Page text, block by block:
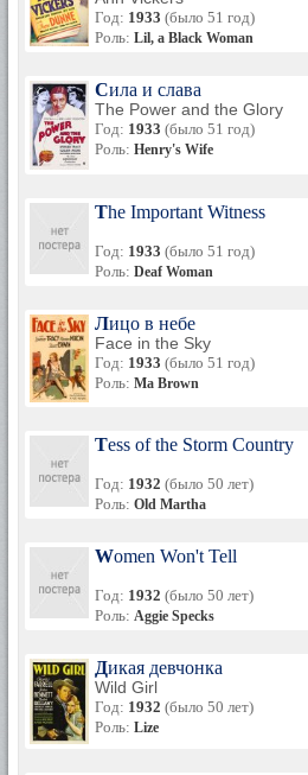
Год: 1933 (было 51 год)
Роль: Lil, a Black Woman
Сила и слава
The Power and the Glory
Год: 1933 (было 51 год)
Роль: Henry's Wife
The Important Witness
Год: 1933 (было 51 год)
Роль: Deaf Woman
Лицо в небе
Face in the Sky
Год: 1933 (было 51 год)
Роль: Ma Brown
Tess of the Storm Country
Год: 1932 (было 50 лет)
Роль: Old Martha
Women Won't Tell
Год: 1932 (было 50 лет)
Роль: Aggie Specks
Дикая девчонка
Wild Girl
Год: 1932 (было 50 лет)
Роль: Lize